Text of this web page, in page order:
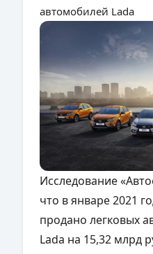
автомобилей Lada
Исследование
что в январе 2021
продано легковых
Lada на 15,32 млрд